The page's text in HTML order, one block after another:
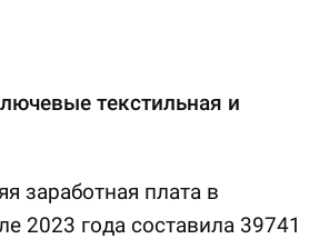
текстильная и
заработная плата в
2023 года составила 39741